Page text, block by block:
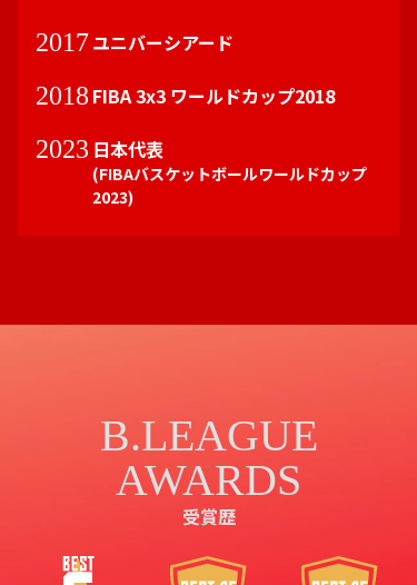
2017ユニバーシアード
2018 FIBA 3x3 ワールドカップ2018
2023 日本代表
(FIBAバスケットボールワールドカップ
2023)
B.LEAGUE
AWARDS
受賞歴